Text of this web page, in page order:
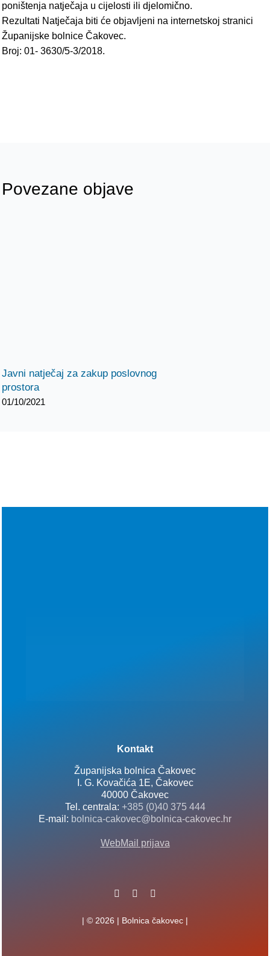
poništenja natječaja u cijelosti ili djelomično.
Rezultati Natječaja biti će objavljeni na internetskoj stranici
Županijske bolnice Čakovec.
Broj: 01- 3630/5-3/2018.
Povezane objave
Javni natječaj za zakup poslovnog
prostora
01/10/2021
Kontakt
Županijska bolnica Čakovec
I. G. Kovačića 1E, Čakovec
40000 Čakovec
Tel. centrala: +385 (0)40 375 444
E-mail: bolnica-cakovec@bolnica-cakovec.hr
WebMail prijava
| © 2026 | Bolnica čakovec |